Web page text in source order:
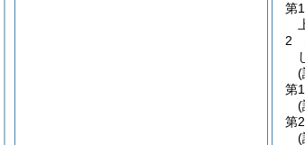
第
2
(
第
(
第
(